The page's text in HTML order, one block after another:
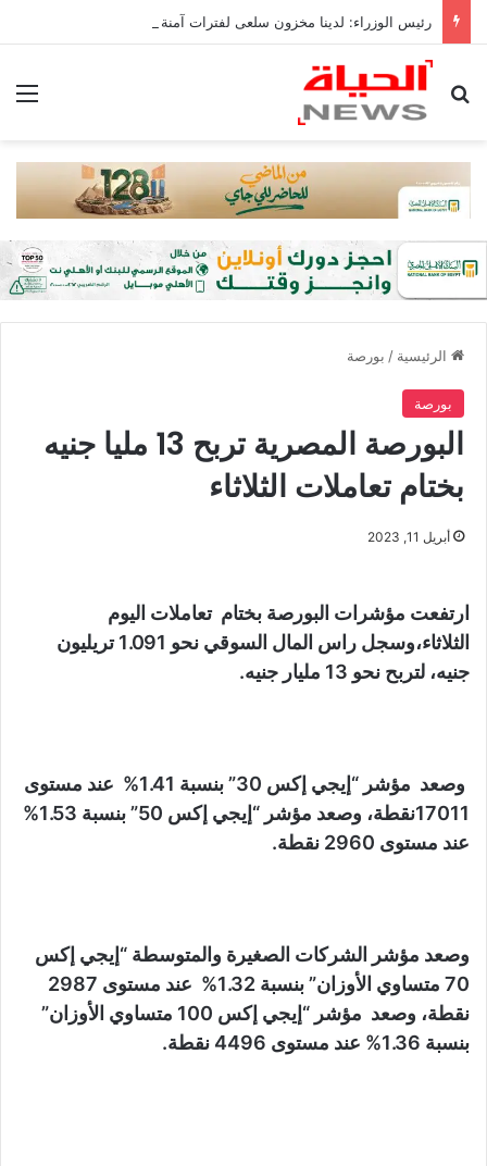
بحث عن
الرئيسية / بورصة
بورصة
البورصة المصرية تربح 13 مليا جنيه
بختام تعاملات الثلاثاء
أبريل 11, 2023
ارتفعت مؤشرات البورصة بختام تعاملات اليوم
الثلاثاء،وسجل راس المال السوقي نحو 1.091 تريليون
جنيه، لتربح نحو 13 مليار جنيه.
وصعد مؤشر “إيجي إكس 30” بنسبة 1.41% عند مستوى
17011نقطة، وصعد مؤشر “إيجي إكس 50” بنسبة 1.53%
عند مستوى 2960 نقطة.
وصعد مؤشر الشركات الصغيرة والمتوسطة “إيجي إكس
70 متساوي الأوزان” بنسبة 1.32% عند مستوى 2987
نقطة، وصعد مؤشر “إيجي إكس 100 متساوي الأوزان”
بنسبة 1.36% عند مستوى 4496 نقطة.